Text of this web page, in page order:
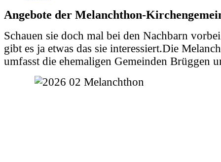
Angebote der Melanchthon-
Schauen sie doch mal bei den Nachbarn
gibt es ja etwas das sie interessiert.Die
umfasst die ehemaligen Gemeinden Brüggen